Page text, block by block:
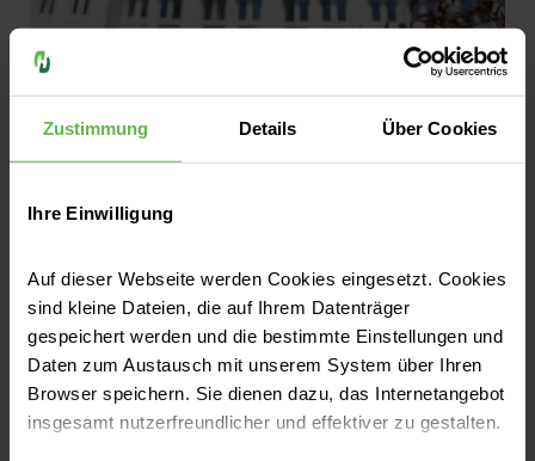
Zustimmung Details Über Cookies
Ihre Einwilligung
Auf dieser Webseite werden Cookies eingesetzt. Cookies
sind kleine Dateien, die auf Ihrem Datenträger
gespeichert werden und die bestimmte Einstellungen und
Daten zum Austausch mit unserem System über Ihren
Browser speichern. Sie dienen dazu, das Internetangebot
insgesamt nutzerfreundlicher und effektiver zu gestalten.
© Steffen Leiprecht
Neuigkeiten
Lesenswert: Unsere aktuellen Nachrichten.